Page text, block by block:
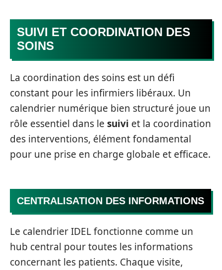
SUIVI ET COORDINATION DES
SOINS
La coordination des soins est un défi
constant pour les infirmiers libéraux. Un
calendrier numérique bien structuré joue un
rôle essentiel dans le suivi et la coordination
des interventions, élément fondamental
pour une prise en charge globale et efficace.
CENTRALISATION DES INFORMATIONS
Le calendrier IDEL fonctionne comme un
hub central pour toutes les informations
concernant les patients. Chaque visite,